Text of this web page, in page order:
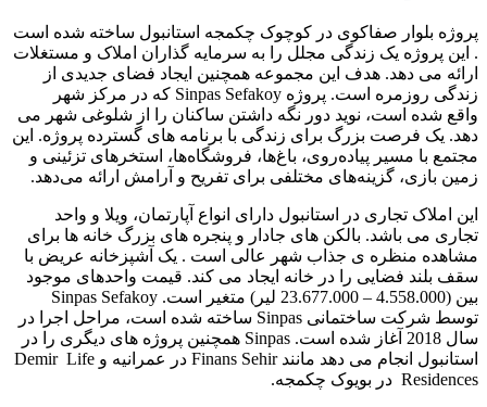
پروژه بلوار صفاکوی در کوچوک چکمجه استانبول ساخته شده است
. این پروژه یک زندگی مجلل را به سرمایه گذاران املاک و مستغلات
ارائه می دهد. هدف این مجموعه همچنین ایجاد فضای جدیدی از
زندگی روزمره است. پروژه Sinpas Sefakoy که در مرکز شهر
واقع شده است، نوید دور نگه داشتن ساکنان را از شلوغی شهر می
دهد. یک فرصت بزرگ برای زندگی با برنامه های گسترده پروژه. این
مجتمع با مسیر پیاده‌روی، باغ‌ها، فروشگاه‌ها، استخرهای تزئینی و
زمین بازی، گزینه‌های مختلفی برای تفریح ​​و آرامش ارائه می‌دهد.
این املاک تجاری در استانبول دارای انواع آپارتمان، ویلا و واحد
تجاری می باشد. بالکن های جادار و پنجره های بزرگ خانه ها برای
مشاهده منظره ی جذاب شهر عالی است . یک آشپزخانه عریض با
سقف بلند فضایی را در خانه ایجاد می کند. قیمت واحدهای موجود
بین (4.558.000 – 23.677.000 لیر) متغیر است. Sinpas Sefakoy
توسط شرکت ساختمانی Sinpas ساخته شده است، مراحل اجرا در
سال 2018 آغاز شده است. Sinpas همچنین پروژه های دیگری را در
استانبول انجام می دهد مانند Finans Sehir در عمرانیه و Demir Life
Residences در بویوک چکمجه.